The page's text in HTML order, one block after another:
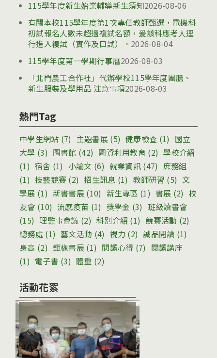
115學年度新生始業輔導新生須知2026-08-06
有關本校115學年度第1次專任教師甄選，電機科
初試報名人數未超過複試名額，爰該科應考人逕
行進入複試（實作及口試）。 2026-08-04
115學年度第一學期行事曆2026-08-03
「北門農工合作社」代辦學校115學年度團膳、
新生服裝及學用品 注意事項2026-08-03
熱門Tag
中學生網站 (7) 主題書展(5) 健康檢查 (1) 國立
大學 (3) 圖書館 (42) 圖資利用教育 (2) 學校介紹
(1) 宿舍 (1) 小論文 (6) 就業資訊 (47) 庶務組
(1) 技藝競賽 (2) 招生訊息 (1) 教師研習 (5) 文
學展 (1) 新書書展 (10) 新生專區 (1) 書展 (2) 校
友會 (10) 流感疫苗 (1) 獎學金 (3) 班級讀書會
(15) 理監事會議 (2) 科別介紹 (1) 競賽活動 (2)
總務處 (1) 藝文活動 (4) 視力 (2) 誠品閱讀 (1)
身高 (2) 鉅橡書展 (1) 閱讀心得 (7) 閱讀講座
(1) 電子書 (3) 體重 (2)
活動花絮